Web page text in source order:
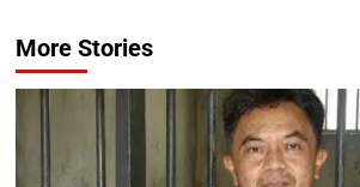
More Stories